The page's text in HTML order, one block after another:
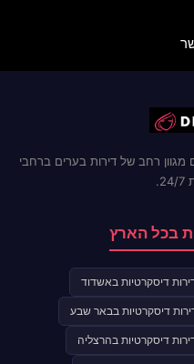
מגוון רחב של דירות בערים ברחבי
7.
בכל הארץ
דיסקרטיות באשדוד
דיסקרטיות בבאר שבע
דיסקרטיות בהרצליה